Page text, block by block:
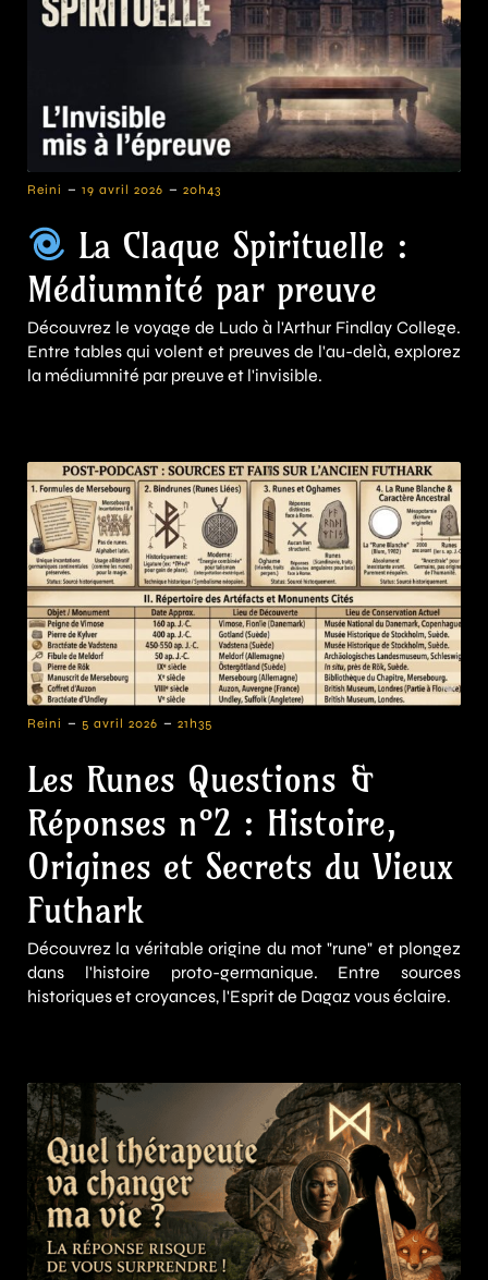
Reini - 19 avril 2026 - 20h43
La Claque Spirituelle :
Médiumnité par preuve
Découvrez le voyage de Ludo à l'Arthur Findlay College.
Entre tables qui volent et preuves de l'au-delà, explorez
la médiumnité par preuve et l'invisible.
Reini - 5 avril 2026 - 21h35
Les Runes Questions &
Réponses n°2 : Histoire,
Origines et Secrets du Vieux
Futhark
Découvrez la véritable origine du mot "rune" et plongez
dans l'histoire proto-germanique. Entre sources
historiques et croyances, l'Esprit de Dagaz vous éclaire.